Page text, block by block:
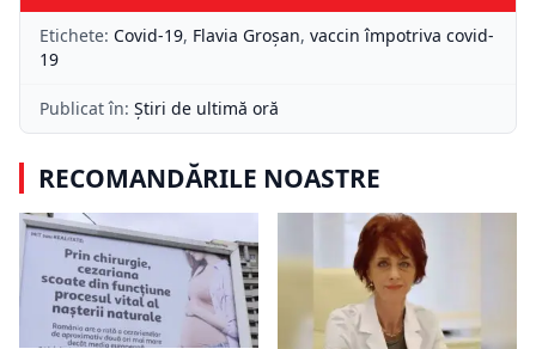
Etichete: Covid-19, Flavia Groşan, vaccin împotriva covid-
19
Publicat în: Știri de ultimă oră
RECOMANDĂRILE NOASTRE